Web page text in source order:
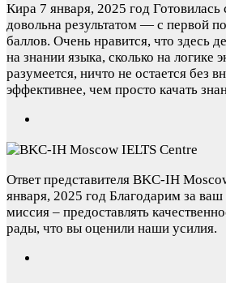
Кира 7 января, 2025 год
довольна результатом — с первой
баллов. Очень нравится, что здесь
на знании языка, сколько на логике
разумеется, ничто не остается без
эффективнее, чем просто качать
Ответ представителя BKC-IH
января, 2025 год Благодарим за
миссия – предоставлять
рады, что вы оценили наши усилия.